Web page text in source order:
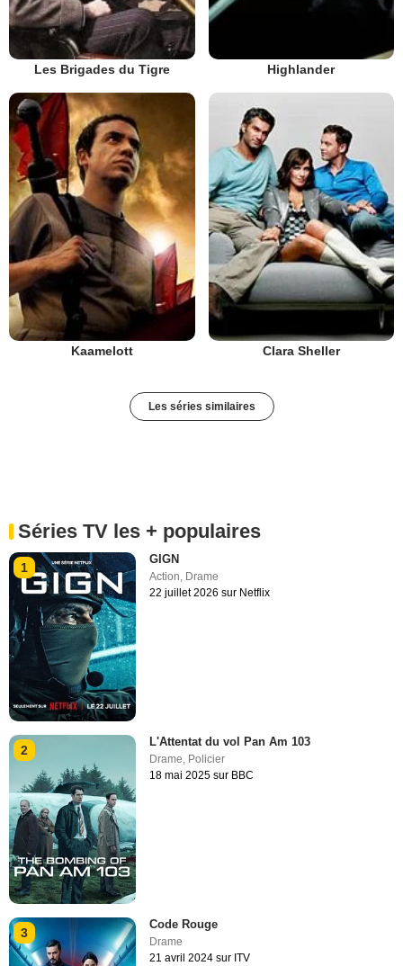
Les Brigades du Tigre Highlander
Kaamelott Clara Sheller
Les séries similaires
Séries TV les + populaires
1
GIGN
Action Drame
22 juillet 2026 sur Netflix
2
L'Attentat du vol Pan Am 103
Drame, Policier
18 mai 2025 sur BBC
3
Code Rouge
Drame
21 avril 2024 sur ITV